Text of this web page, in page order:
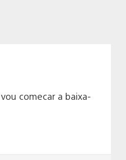
comecar a baixa-